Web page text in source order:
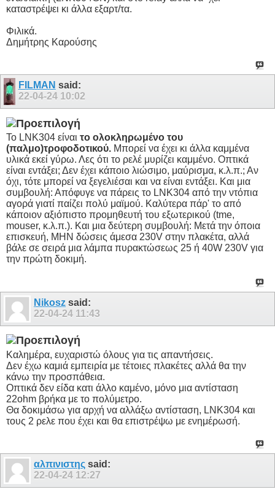
καταστρέψει κι άλλα εξαρτ/τα.
Φιλικά.
Δημήτρης Καρούσης
FILMAN said:
22-04-24 10:02
Το LNK304 είναι το ολοκληρωμένο του
(παλμο)τροφοδοτικού. Μπορεί να έχει κι άλλα καμμένα
υλικά εκεί γύρω. Λες ότι το ρελέ μυρίζει καμμένο. Οπτικά
είναι εντάξει; Δεν έχει κάποιο λιώσιμο, μαύρισμα, κ.λ.π.; Αν
όχι, τότε μπορεί να ξεγελιέσαι και να είναι εντάξει. Και μια
συμβουλή: Απόφυγε να πάρεις το LNK304 από την ντόπια
αγορά γιατί παίζει πολύ μαϊμού. Καλύτερα πάρ' το από
κάποιον αξιόπιστο προμηθευτή του εξωτερικού (tme,
mouser, κ.λ.π.). Και μια δεύτερη συμβουλή: Μετά την όποια
επισκευή, ΜΗΝ δώσεις άμεσα 230V στην πλακέτα, αλλά
βάλε σε σειρά μια λάμπα πυρακτώσεως 25 ή 40W 230V για
την πρώτη δοκιμή.
Nikosz said:
22-04-24 11:43
Καλημέρα, ευχαριστώ όλους για τις απαντήσεις.
Δεν έχω καμιά εμπειρία με τέτοιες πλακέτες αλλά θα την
κάνω την προσπάθεια.
Οπτικά δεν είδα κατι άλλο καμένο, μόνο μια αντίσταση
22ohm βρήκα με το πολύμετρο.
Θα δοκιμάσω για αρχή να αλλάξω αντίσταση, LNK304 και
τους 2 ρελε που έχει και θα επιστρέψω με ενημέρωσή.
αλπινιστης said:
22-04-24 12:27